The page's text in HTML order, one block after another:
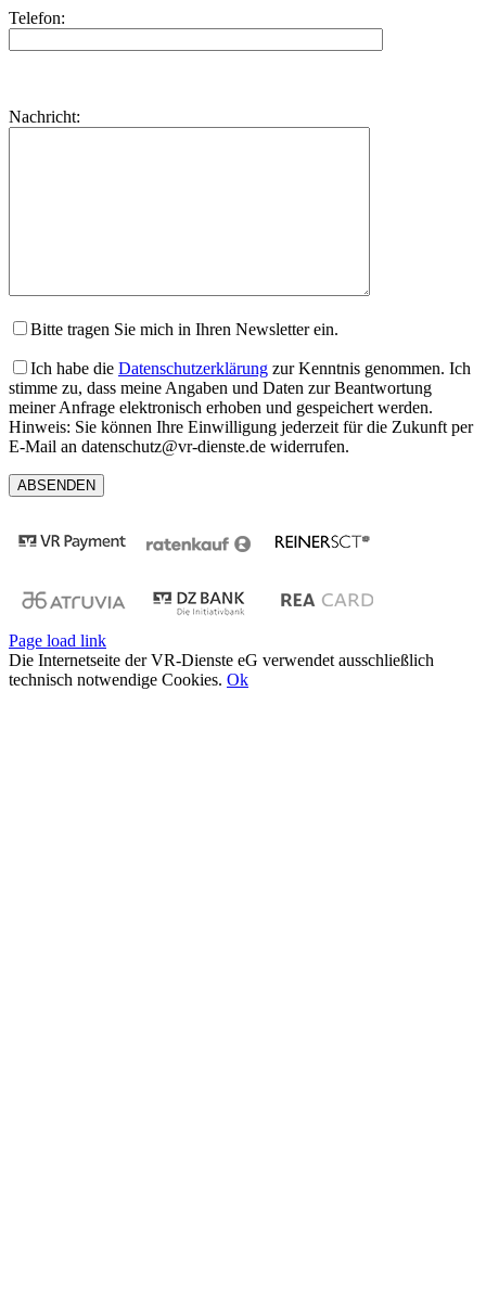
Telefon:
dieses
lasse
Nachricht:
Bitte tragen Sie mich in Ihren Newsletter ein.
Ich habe die Datenschutzerklärung zur Kenntnis genommen. Ich
stimme zu, dass meine Angaben und Daten zur Beantwortung
meiner Anfrage elektronisch erhoben und gespeichert werden.
Hinweis: Sie können Ihre Einwilligung jederzeit für die Zukunft per
E-Mail an datenschutz@vr-dienste.de widerrufen.
Page load link
Die Internetseite der VR-Dienste eG verwendet ausschließlich
technisch notwendige Cookies. Ok